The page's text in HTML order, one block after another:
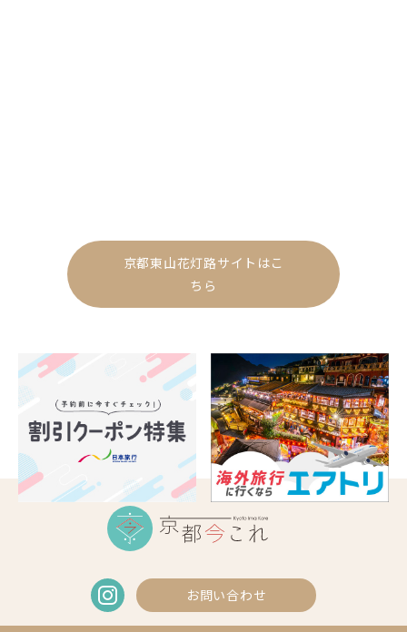
京都東山花灯路サイトはこ
ちら
お問い合わせ